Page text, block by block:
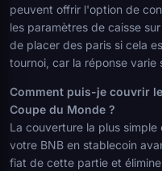
peuvent offrir l'option de
les paramètres de caisse
de placer des paris si cela
tournoi, car la réponse varie
Comment puis-je couvrir
Coupe du Monde ?
La couverture la plus
votre BNB en stablecoin
fiat de cette partie et